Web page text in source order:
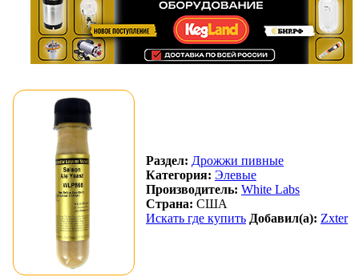
Раздел: Дрожжи пивные
Категория: Элевые
Производитель: White Labs
Страна: США
Искать где купить Добавил(а): Zxter